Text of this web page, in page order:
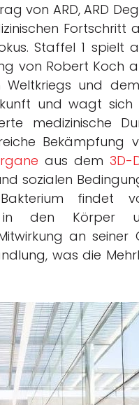
von ARD, ARD
Fortschritt
Staffel 1 spielt
von Robert Koch
und
und wagt sich
medizinische
Bekämpfung
aus dem 3D-
sozialen
Bakterium findet
in den Körper
an seiner
was die